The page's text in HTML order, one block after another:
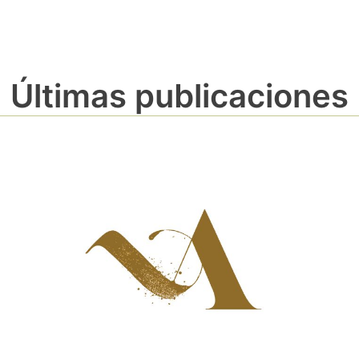
Últimas publicaciones